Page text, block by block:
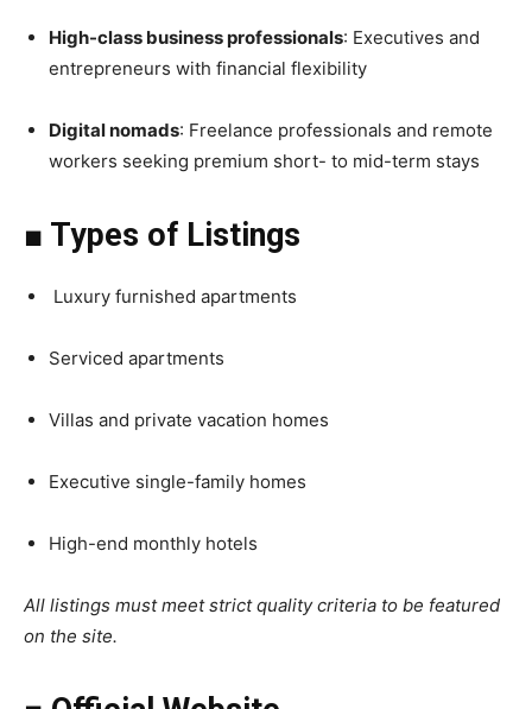
High-class business professionals: Executives and
entrepreneurs with financial flexibility
Digital nomads: Freelance professionals and remote
workers seeking premium short- to mid-term stays
■ Types of Listings
Luxury furnished apartments
Serviced apartments
Villas and private vacation homes
Executive single-family homes
High-end monthly hotels
All listings must meet strict quality criteria to be featured
on the site.